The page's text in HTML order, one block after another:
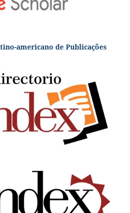
americano de Publicações